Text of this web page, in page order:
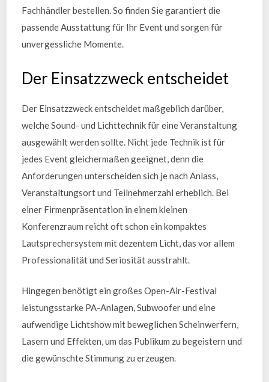
Fachhändler bestellen. So finden Sie garantiert die
passende Ausstattung für Ihr Event und sorgen für
unvergessliche Momente.
Der Einsatzzweck entscheidet
Der Einsatzzweck entscheidet maßgeblich darüber,
welche Sound- und Lichttechnik für eine Veranstaltung
ausgewählt werden sollte. Nicht jede Technik ist für
jedes Event gleichermaßen geeignet, denn die
Anforderungen unterscheiden sich je nach Anlass,
Veranstaltungsort und Teilnehmerzahl erheblich. Bei
einer Firmenpräsentation in einem kleinen
Konferenzraum reicht oft schon ein kompaktes
Lautsprechersystem mit dezentem Licht, das vor allem
Professionalität und Seriosität ausstrahlt.
Hingegen benötigt ein großes Open-Air-Festival
leistungsstarke PA-Anlagen, Subwoofer und eine
aufwendige Lichtshow mit beweglichen Scheinwerfern,
Lasern und Effekten, um das Publikum zu begeistern und
die gewünschte Stimmung zu erzeugen.